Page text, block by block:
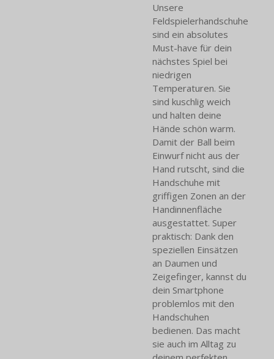
Unsere
Feldspielerhandschuhe
sind ein absolutes
Must-have für dein
nächstes Spiel bei
niedrigen
Temperaturen. Sie
sind kuschlig weich
und halten deine
Hände schön warm.
Damit der Ball beim
Einwurf nicht aus der
Hand rutscht, sind die
Handschuhe mit
griffigen Zonen an der
Handinnenfläche
ausgestattet. Super
praktisch: Dank den
speziellen Einsätzen
an Daumen und
Zeigefinger, kannst du
dein Smartphone
problemlos mit den
Handschuhen
bedienen. Das macht
sie auch im Alltag zu